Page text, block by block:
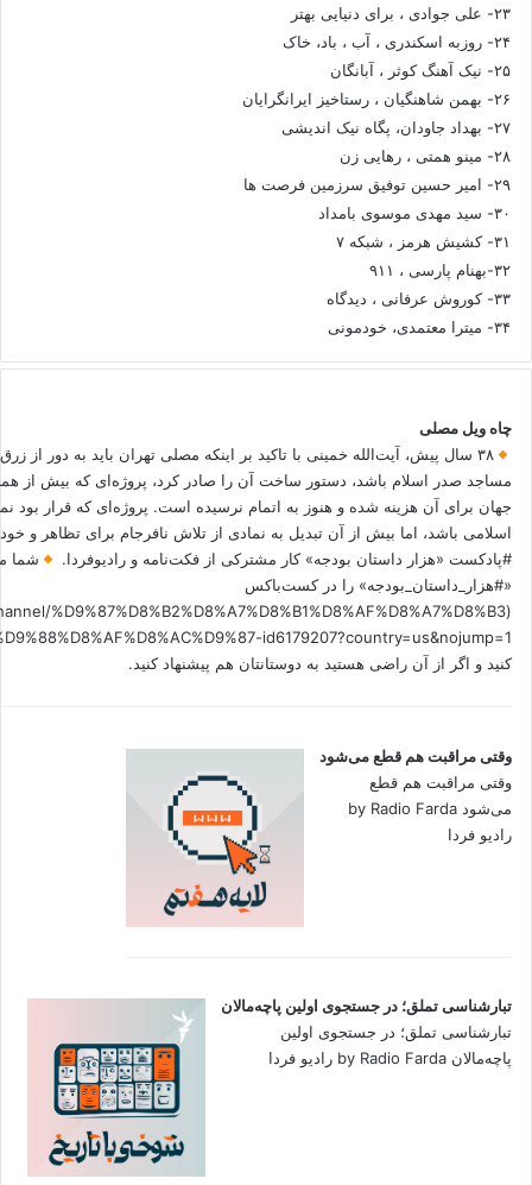
۲۳- علی جوادی ، برای دنیایی بهتر
۲۴- روزبه اسکندری ، آب ، باد، خاک
۲۵- نیک آهنگ کوثر ، آبانگان
۲۶- بهمن شاهنگیان ، رستاخیز ایرانگرایان
۲۷- بهداد جاودان، پگاه نیک اندیشی
۲۸- مینو همتی ، رهایی زن
۲۹- امیر حسین توفیق سرزمین فرصت ها
۳۰- سید مهدی موسوی بامداد
۳۱- کشیش هرمز ، شبکه ۷
۳۲-بهنام پارسی ، ۹۱۱
۳۳- کوروش عرفانی ، دیدگاه
۳۴- میترا معتمدی، خودمونی
چاه ویل مصلی
۳۸ سال پیش، آیت‌الله خمینی با تاکید بر اینکه مصلی تهران باید به دور از
مساجد صدر اسلام باشد، دستور ساخت آن را صادر کرد، پروژه‌ای که بیش از
جهان برای آن هزینه شده و هنوز به اتمام نرسیده است. پروژه‌ای که قرار بود
اسلامی باشد، اما بیش از آن تبدیل به نمادی از تلاش نافرجام برای تظاهر و
#پادکست «هزار داستان بودجه» کار مشترکی از فکت‌نامه و رادیوفردا.
شما
«#هزار_داستان_بودجه» را در کست‌باکس
%D9%87%D8%B2%D8%A7%D8%B1%D8%AF%D8%A7%D8%B3
کنید و اگر از آن راضی هستید به دوستانتان هم پیشنهاد کنید.
وقتی مراقبت هم قطع می‌شود
وقتی مراقبت هم قطع
می‌شود by Radio Farda
رادیو فردا
تبارشناسی تملق؛ در جستجوی اولین‌ پاچه‌مالان
تبارشناسی تملق؛ در جستجوی اولین‌
پاچه‌مالان by Radio Farda رادیو فردا